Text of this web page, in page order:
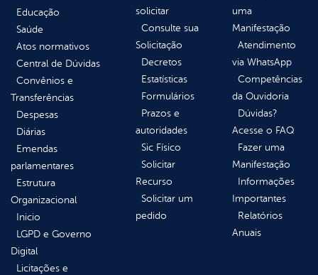
Educação
Saúde
Atos normativos
Central de Dúvidas
Convênios e
Transferências
Despesas
Diárias
Emendas
parlamentares
Estrutura
Organizacional
Inicio
LGPD e Governo
Digital
Licitações e
solicitar
Consulte sua
Solicitação
Decretos
Estatísticas
Formulários
Prazos e
autoridades
Sic Físico
Solicitar
Recurso
Solicitar um
pedido
uma
Manifestação
Atendimento
via WhatsApp
Competências
da Ouvidoria
Dúvidas?
Acesse o FAQ
Fazer uma
Manifestação
Informações
Importantes
Relatórios
Anuais